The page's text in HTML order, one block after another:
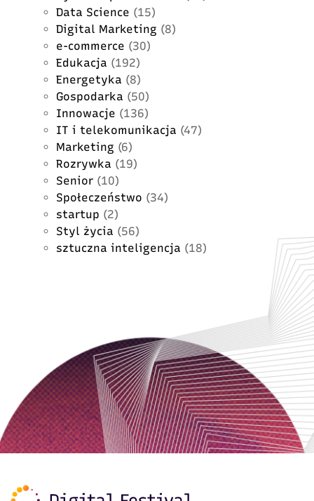
Data Science (15)
Digital Marketing (8)
e-commerce (30)
Edukacja (192)
Energetyka (8)
Gospodarka (50)
Innowacje (136)
IT i telekomunikacja (47)
Marketing (6)
Rozrywka (19)
Senior (10)
Społeczeństwo (34)
startup (2)
Styl życia (56)
sztuczna inteligencja (18)